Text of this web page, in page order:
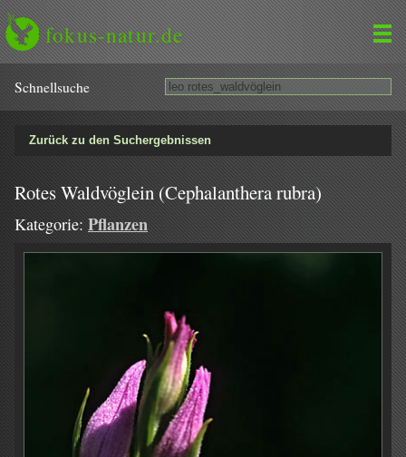
fokus-natur.de
Schnell­suche
Zurück zu den Suchergebnissen
Rotes Waldvöglein (Cephalanthera rubra)
Kategorie: Pflanzen